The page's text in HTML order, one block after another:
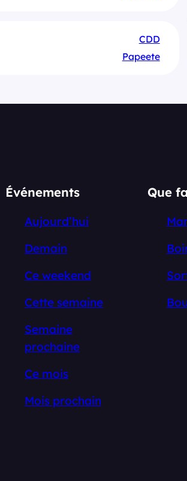
CDD
Papeete
Événements
Aujourd’hui
Demain
Ce weekend
Cette semaine
Semaine
prochaine
Ce mois
Mois prochain
Que